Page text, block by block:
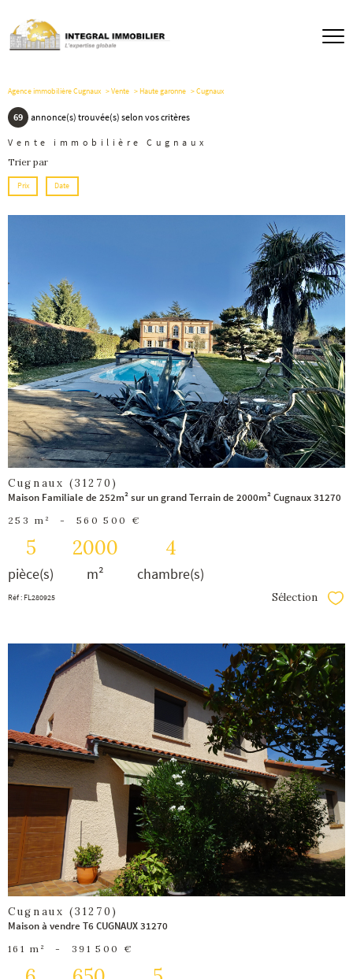
Agence immobilière Cugnaux Vente Haute garonne Cugnaux
69 annonce(s) trouvée(s) selon vos critères
Vente immobilière Cugnaux
Trier par
Prix Date
voir le
bien
Cugnaux (31270)
Maison Familiale de 252m² sur un grand Terrain de 2000m² Cugnaux 31270
253 m² - 560 500 €
5
pièce(s)
2000
m²
4
chambre(s)
Réf : FL280925 Sélection
voir le
bien
Cugnaux (31270)
Maison à vendre T6 CUGNAUX 31270
161 m² - 391 500 €